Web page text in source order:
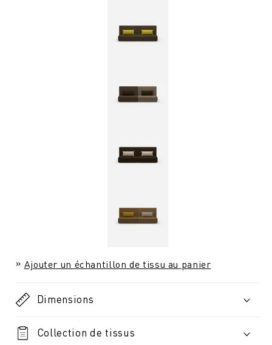
Ajouter un échantillon de tissu au panier
Dimensions
Collection de tissus